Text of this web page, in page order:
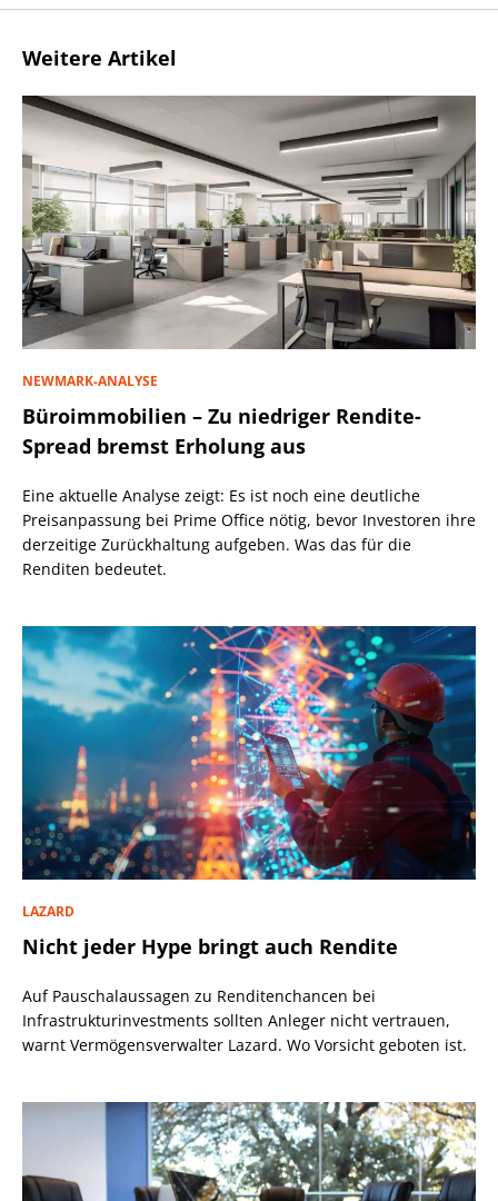
Weitere Artikel
NEWMARK-ANALYSE
Büroimmobilien – Zu niedriger Rendite-
Spread bremst Erholung aus
Eine aktuelle Analyse zeigt: Es ist noch eine deutliche
Preisanpassung bei Prime Office nötig, bevor Investoren ihre
derzeitige Zurückhaltung aufgeben. Was das für die
Renditen bedeutet.
LAZARD
Nicht jeder Hype bringt auch Rendite
Auf Pauschalaussagen zu Renditenchancen bei
Infrastrukturinvestments sollten Anleger nicht vertrauen,
warnt Vermögensverwalter Lazard. Wo Vorsicht geboten ist.